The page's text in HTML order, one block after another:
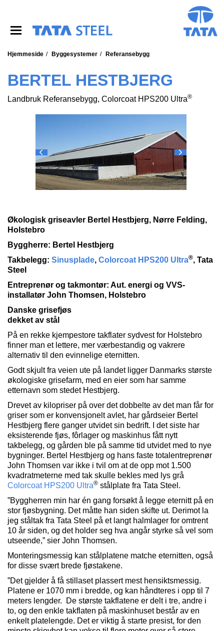
Hjemmeside Byggesystemer Referansebygg
BERTEL HESTBJERG
Landbruk Referansebygg, Colorcoat HPS200 Ultra®
Økologisk griseavler Bertel Hestbjerg, Nørre Felding,
Holstebro
Byggherre: Bertel Hestbjerg
Takbelegg: Sinusplade, Colorcoat HPS200 Ultra®, Tata
Steel
Entreprenør og takmontør: Aut. energi og VVS-
installatør John Thomsen, Holstebro
Danske grisefjøs
dekket av stål
På en rekke kjempestore takflater sydvest for Holstebro
finner man et lettere, mer værbestandig og vakrere
alternativ til den evinnelige eternitten.
Godt skjult fra veien ute på landet ligger Danmarks største
økologiske grisefarm, med en eier som har samme
etternavn som stedet Hestbjerg.
Drevet av kilopriser på over det dobbelte av det man får for
griser som er konvensjonelt avlet, har gårdseier Bertel
Hestbjerg flere ganger utvidet sin bedrift. I det siste har
eksisterende fjøs, fôrlager og maskinhus fått nytt
takbelegg, og gården ble på samme tid utvidet med to nye
bygninger. Bertel Hestbjerg og hans faste totalentreprenør
John Thomsen var ikke i tvil om at de opp mot 1.500
kvadratmeterne med tak skulle bekles med lys grå
Colorcoat HPS200 Ultra® stålplate fra Tata Steel.
”Byggherren min har én gang forsøkt å legge eternitt på en
stor fjøsbygning. Det måtte han siden skifte ut. Derimot la
jeg ståltak fra Tata Steel på et langt halmlager for omtrent
10 år siden, og det holder seg hva angår styrke så vel som
utseende,” sier John Thomsen.
Monteringsmessig kan stålplatene matche eternitten, også
for disse svært brede fjøstakene.
”Det gjelder å få stillaset plassert mest hensiktsmessig.
Platene er 1070 mm i bredde, og kan håndteres i opp til 7
meters lengder. De største takflatene er delt i tre, andre i
to, og den enkle takflaten på maskinhuset består av en
enkelt platelengde. Det er viktig å starte presist, for den